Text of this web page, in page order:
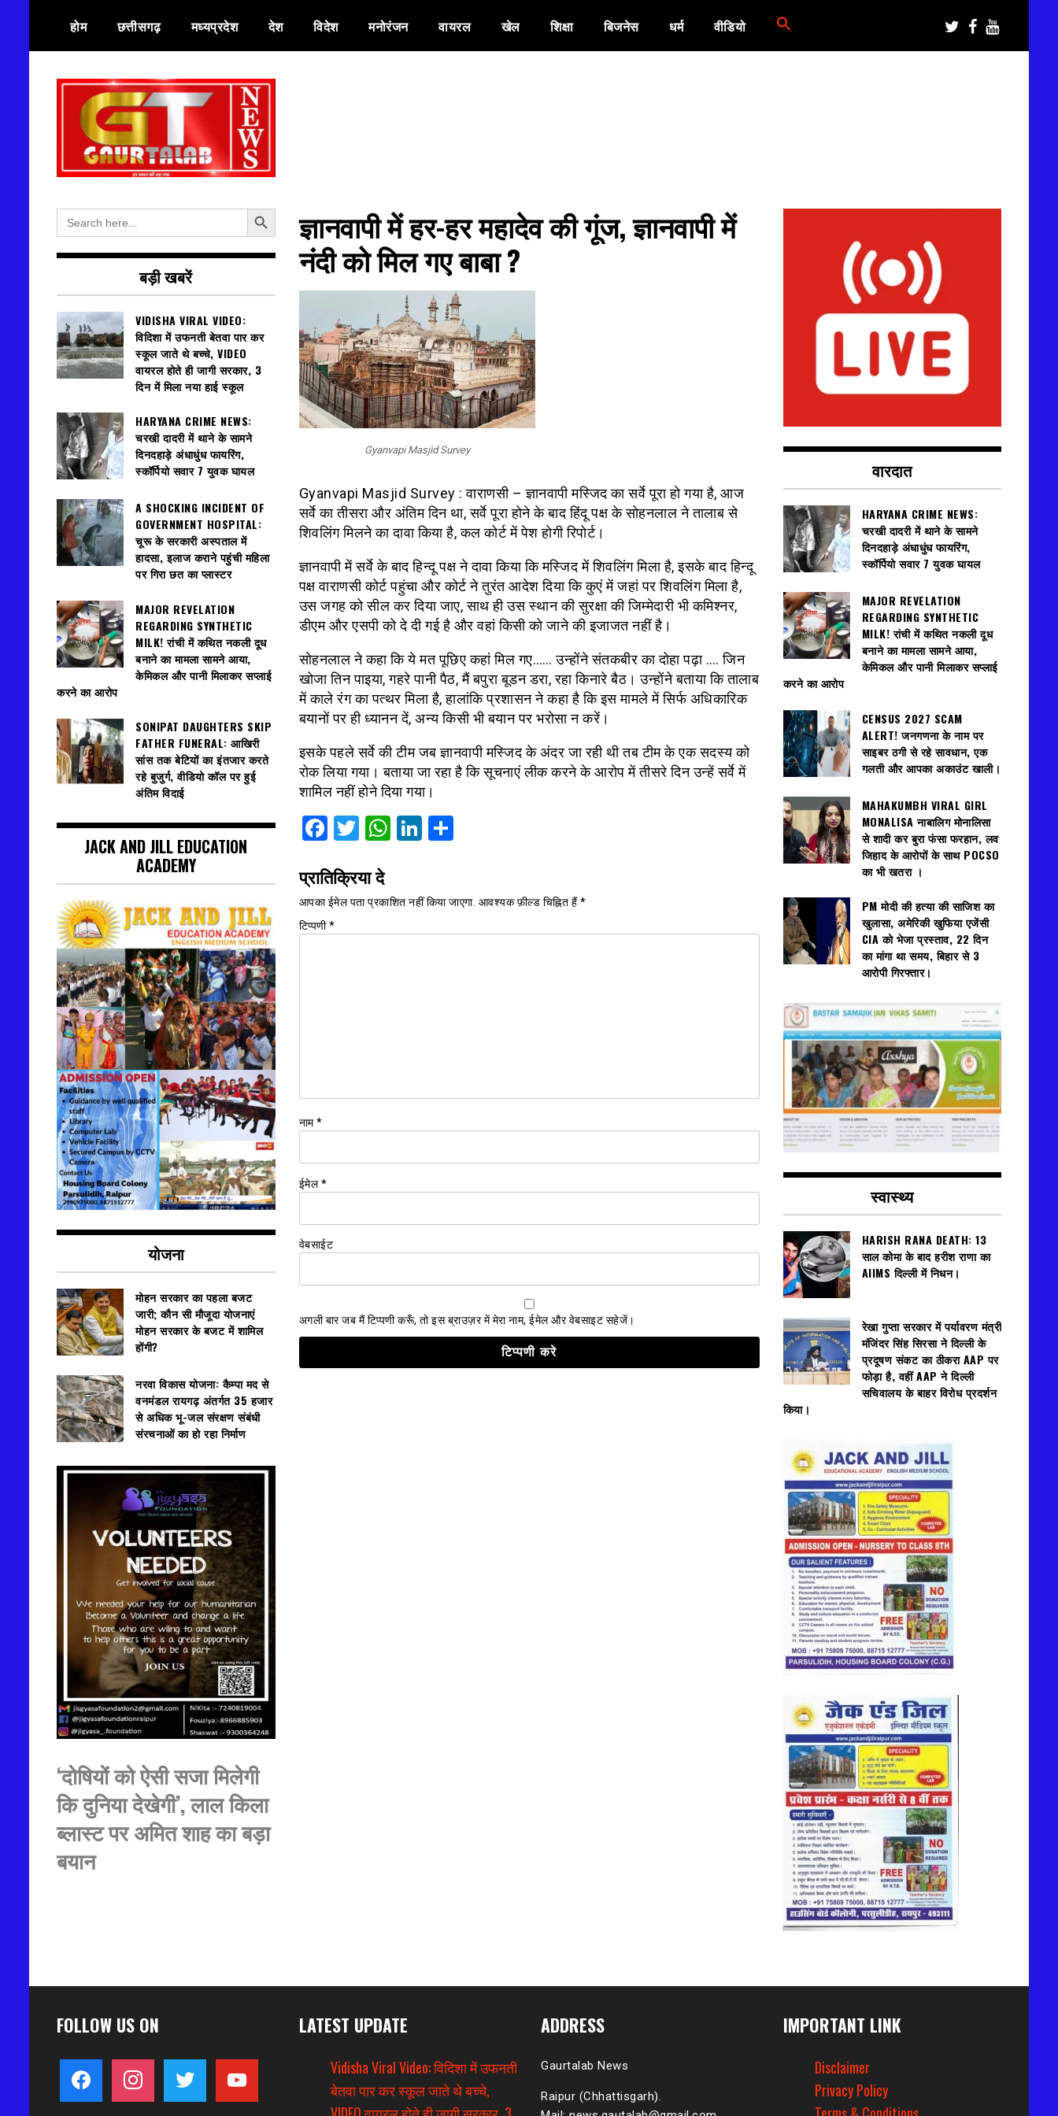
content
होम छत्तीसगढ़ मध्यप्रदेश देश विदेश मनोरंजन वायरल खेल शिक्षा बिजनेस धर्म वीडियो
गौरतलब न्यूज
ज्ञानवापी में हर-हर महादेव की गूंज, ज्ञानवापी में
नंदी को मिल गए बाबा ?
Gyanvapi Masjid Survey
Gyanvapi Masjid Survey : वाराणसी – ज्ञानवापी मस्जिद का सर्वे पूरा हो गया है, आज
सर्वे का तीसरा और अंतिम दिन था, सर्वे पूरा होने के बाद हिंदू पक्ष के सोहनलाल ने तालाब से
शिवलिंग मिलने का दावा किया है, कल कोर्ट में पेश होगी रिपोर्ट।
ज्ञानवापी में सर्वे के बाद हिन्दू पक्ष ने दावा किया कि मस्जिद में शिवलिंग मिला है, इसके बाद हिन्दू
पक्ष वाराणसी कोर्ट पहुंचा और कोर्ट ने तुरंत आदेश दिया कि कुएं में जहां पर शिवलिंग मिला है,
उस जगह को सील कर दिया जाए, साथ ही उस स्थान की सुरक्षा की जिम्मेदारी भी कमिश्नर,
डीएम और एसपी को दे दी गई है और वहां किसी को जाने की इजाजत नहीं है।
सोहनलाल ने कहा कि ये मत पूछिए कहां मिल गए…… उन्होंने संतकबीर का दोहा पढ़ा …. जिन
खोजा तिन पाइया, गहरे पानी पैठ, मैं बपुरा बूडन डरा, रहा किनारे बैठ। उन्होंने बताया कि तालाब
में काले रंग का पत्थर मिला है, हालांकि प्रशासन ने कहा है कि इस मामले में सिर्फ अधिकारिक
बयानों पर ही ध्यानन दें, अन्य किसी भी बयान पर भरोसा न करें।
इसके पहले सर्वे की टीम जब ज्ञानवापी मस्जिद के अंदर जा रही थी तब टीम के एक सदस्य को
रोक लिया गया। बताया जा रहा है कि सूचनाएं लीक करने के आरोप में तीसरे दिन उन्हें सर्वे में
शामिल नहीं होने दिया गया।
Facebook
Twitter
WhatsApp
LinkedIn
Share
प्रातिक्रिया दे
आपका ईमेल पता प्रकाशित नहीं किया जाएगा. आवश्यक फ़ील्ड चिह्नित हैं*
टिप्पणी*
नाम*
ईमेल*
वेबसाईट
अगली बार जब मैं टिप्पणी करूँ, तो इस ब्राउज़र में मेरा नाम, ईमेल और वेबसाइट सहेजें।
Search
for:
Search Button
बड़ी खबरें
VIDISHA VIRAL VIDEO:
विदिशा में उफनती बेतवा पार कर
स्कूल जाते थे बच्चे, VIDEO
वायरल होते ही जागी सरकार, 3
दिन में मिला नया हाई स्कूल
HARYANA CRIME NEWS:
चरखी दादरी में थाने के सामने
दिनदहाड़े अंधाधुंध फायरिंग,
स्कॉर्पियो सवार 7 युवक घायल
A SHOCKING INCIDENT OF
GOVERNMENT HOSPITAL:
चूरू के सरकारी अस्पताल में
हादसा, इलाज कराने पहुंची महिला
पर गिरा छत का प्लास्टर
MAJOR REVELATION
REGARDING SYNTHETIC
MILK! रांची में कथित नकली दूध
बनाने का मामला सामने आया,
केमिकल और पानी मिलाकर सप्लाई
करने का आरोप
SONIPAT DAUGHTERS SKIP
FATHER FUNERAL: आखिरी
सांस तक बेटियों का इंतजार करते
रहे बुजुर्ग, वीडियो कॉल पर हुई
अंतिम विदाई
JACK AND JILL EDUCATION
ACADEMY
योजना
मोहन सरकार का पहला बजट
जारी; कौन सी मौजूदा योजनाएं
मोहन सरकार के बजट में शामिल
होंगी?
नरवा विकास योजना: कैम्पा मद से
वनमंडल रायगढ़ अंतर्गत 35 हजार
से अधिक भू-जल संरक्षण संबंधी
संरचनाओं का हो रहा निर्माण
‘दोषियों को ऐसी सजा मिलेगी
कि दुनिया देखेगी’, लाल किला
ब्लास्ट पर अमित शाह का बड़ा
बयान
वारदात
HARYANA CRIME NEWS:
चरखी दादरी में थाने के सामने
दिनदहाड़े अंधाधुंध फायरिंग,
स्कॉर्पियो सवार 7 युवक घायल
MAJOR REVELATION
REGARDING SYNTHETIC
MILK! रांची में कथित नकली दूध
बनाने का मामला सामने आया,
केमिकल और पानी मिलाकर सप्लाई
करने का आरोप
CENSUS 2027 SCAM
ALERT! जनगणना के नाम पर
साइबर ठगी से रहे सावधान, एक
गलती और आपका अकाउंट खाली।
MAHAKUMBH VIRAL GIRL
MONALISA नाबालिग मोनालिसा
से शादी कर बुरा फंसा फरहान, लव
जिहाद के आरोपों के साथ POCSO
का भी खतरा ।
PM मोदी की हत्या की साजिश का
खुलासा, अमेरिकी खुफिया एजेंसी
CIA को भेजा प्रस्ताव, 22 दिन
का मांगा था समय, बिहार से 3
आरोपी गिरफ्तार।
स्वास्थ्य
HARISH RANA DEATH: 13
साल कोमा के बाद हरीश राणा का
AIIMS दिल्ली में निधन।
रेखा गुप्ता सरकार में पर्यावरण मंत्री
मंजिंदर सिंह सिरसा ने दिल्ली के
प्रदूषण संकट का ठीकरा AAP पर
फोड़ा है, वहीं AAP ने दिल्ली
सचिवालय के बाहर विरोध प्रदर्शन
किया।
FOLLOW US ON
facebook instagram twitter youtube
LATEST UPDATE
Vidisha Viral Video: विदिशा में उफनती
बेतवा पार कर स्कूल जाते थे बच्चे,
ADDRESS
Gaurtalab News
Raipur (Chhattisgarh).
IMPORTANT LINK
Disclaimer
Privacy Policy